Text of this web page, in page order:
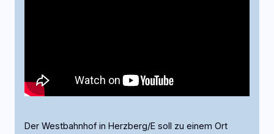
Der Westbahnhof in Herzberg/E soll zu einem Ort